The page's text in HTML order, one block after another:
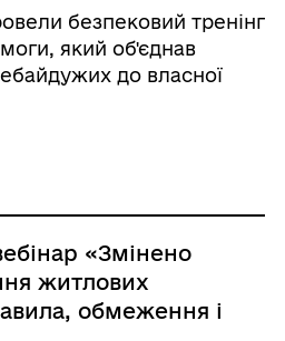
безпековий тренінг
який об'єднав
до власної
«Змінено
житлових
обмеження і